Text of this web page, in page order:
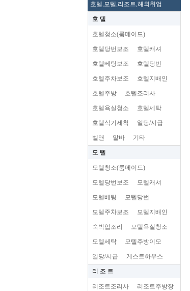
호텔,모텔,리조트,해외취업
호 텔
호텔청소(룸메이드)
호텔당번보조 호텔캐셔
호텔베팅보조 호텔당번
호텔주차보조 호텔지배인
호텔주방 호텔조리사
호텔욕실청소 호텔세탁
호텔식기세척 일당/시급
벨맨 알바 기타
모 텔
모텔청소(룸메이드)
모텔당번보조 모텔캐셔
모텔베팅 모텔당번
모텔주차보조 모텔지배인
숙박업조리 모텔욕실청소
모텔세탁 모텔주방이모
일당/시급 게스트하우스
리 조 트
리조트조리사 리조트주방장